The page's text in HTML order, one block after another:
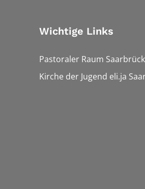
Wichtige Links
Pastoraler Raum
Kirche der Jugend eli.ja